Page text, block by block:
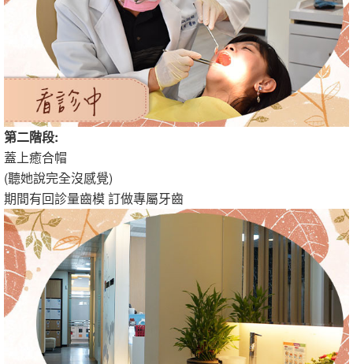
第二階段:
蓋上癒合帽
(聽她說完全沒感覺)
期間有回診量齒模 訂做專屬牙齒